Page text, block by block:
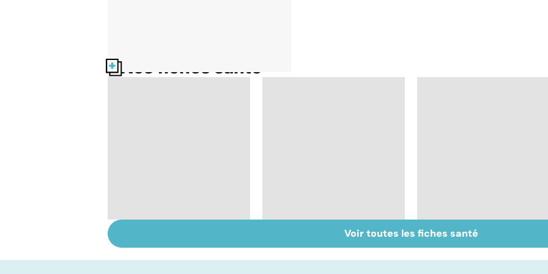
Nos fiches santé
démangeaisons : au
Retrouver du tonus
grâce aux plantes
Faire du sport à
domicile, c'est facile
Voir toutes les fiches santé